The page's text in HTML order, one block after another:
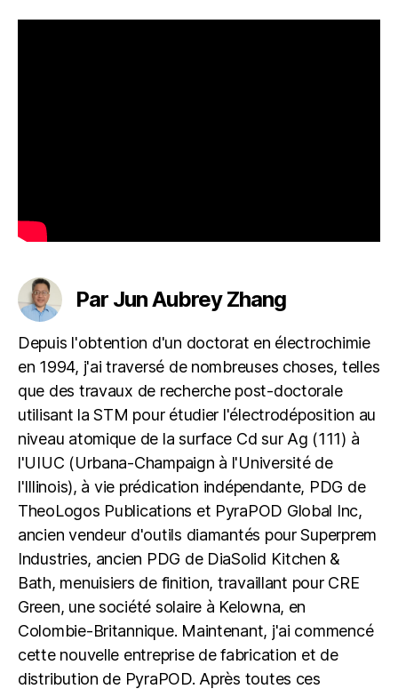
Par Jun Aubrey Zhang
Depuis l'obtention d'un doctorat en électrochimie
en 1994, j'ai traversé de nombreuses choses, telles
que des travaux de recherche post-doctorale
utilisant la STM pour étudier l'électrodéposition au
niveau atomique de la surface Cd sur Ag (111) à
l'UIUC (Urbana-Champaign à l'Université de
l'Illinois), à vie prédication indépendante, PDG de
TheoLogos Publications et PyraPOD Global Inc,
ancien vendeur d'outils diamantés pour Superprem
Industries, ancien PDG de DiaSolid Kitchen &
Bath, menuisiers de finition, travaillant pour CRE
Green, une société solaire à Kelowna, en
Colombie-Britannique. Maintenant, j'ai commencé
cette nouvelle entreprise de fabrication et de
distribution de PyraPOD. Après toutes ces